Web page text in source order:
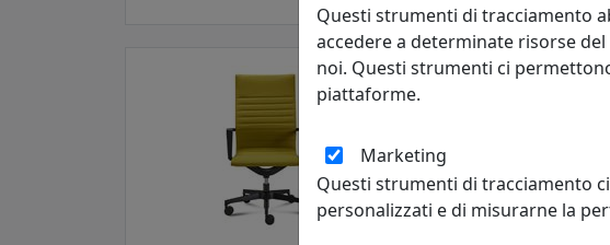
Questi strumenti di tracciamento
accedere a determinate risorse
noi. Questi strumenti ci
piattaforme.
Marketing
Questi strumenti di tracciamento
personalizzati e di misurarne la